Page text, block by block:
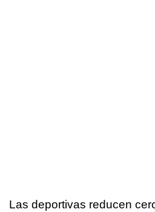
Las deportivas reducen